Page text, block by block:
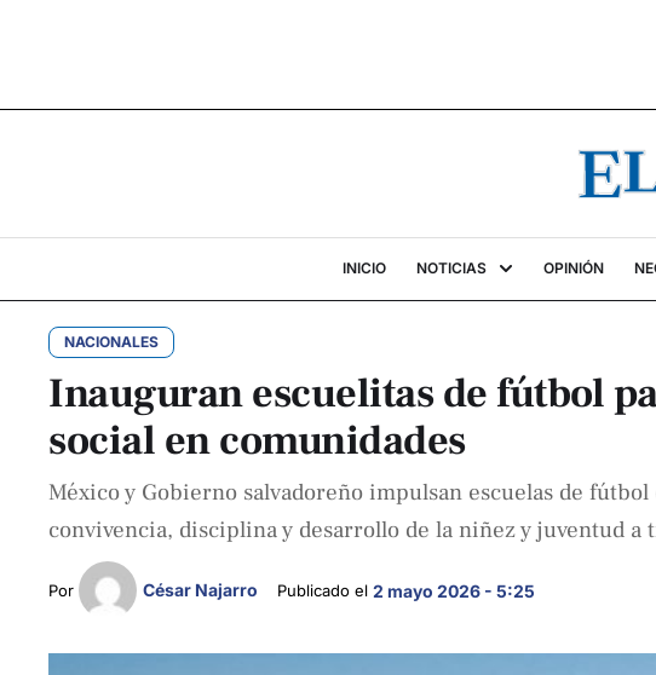
INICIO NOTICIAS OPINIÓN
NACIONALES
Inauguran escuelitas de fútbol
social en comunidades
México y Gobierno salvadoreño impulsan escuelas de
convivencia, disciplina y desarrollo de la niñez y juventud a
Por César Najarro Publicado el 2 mayo 2026 - 5:25